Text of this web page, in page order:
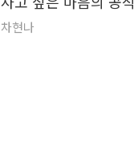
차현나